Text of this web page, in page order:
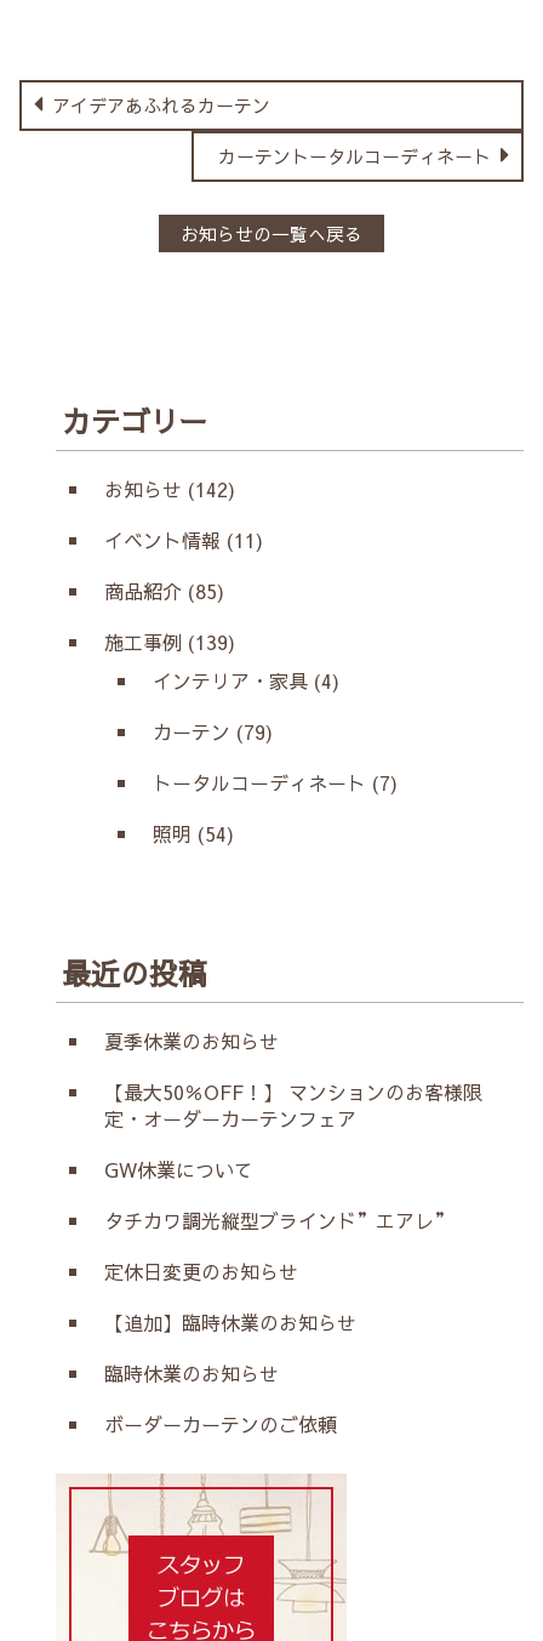
アイデアあふれるカーテン
カーテントータルコーディネート
お知らせの一覧へ戻る
カテゴリー
お知らせ (142)
イベント情報 (11)
商品紹介 (85)
施工事例 (139)
インテリア・家具 (4)
カーテン (79)
トータルコーディネート (7)
照明 (54)
最近の投稿
夏季休業のお知らせ
【最大50％OFF！】 マンションのお客様限
定・オーダーカーテンフェア
GW休業について
タチカワ調光縦型ブラインド”エアレ”
定休日変更のお知らせ
【追加】臨時休業のお知らせ
臨時休業のお知らせ
ボーダーカーテンのご依頼